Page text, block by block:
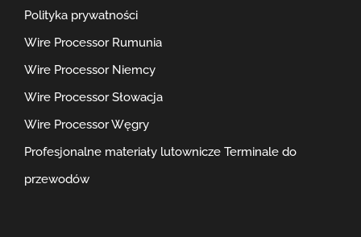
Polityka prywatności
Wire Processor Rumunia
Wire Processor Niemcy
Wire Processor Słowacja
Wire Processor Węgry
Profesjonalne materiały lutownicze Terminale do
przewodów